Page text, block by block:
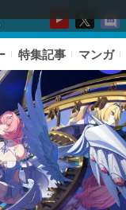
特集記事 マンガ